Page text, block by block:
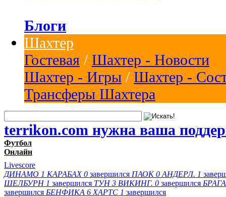
Блоги
Шахтер
Гостевая / Шахтер - Новости
Шахтер - Игры / Шахтер -
Трансферы Шахтера
terrikon.com нужна ваша
Футбол
Онлайн
Livescore
ДИНАМО 1 КАРАБАХ 0 завершился ПАОК 0 АНДЕРЛ. 1
ШЕЛБУРН 1 завершился ТУН 3 ВИКИНГ. 0 завершился БРАГА
завершился БЕНФИКА 6 ХАРТС 1 завершился